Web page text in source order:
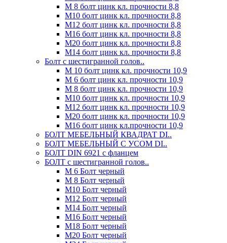
М 8 болт цинк кл. прочности 8,8
М10 болт цинк кл. прочности 8,8
М12 болт цинк кл. прочности 8,8
М16 болт цинк кл. прочности 8,8
М20 болт цинк кл. прочности 8,8
М14 болт цинк кл. прочности 8,8
Болт с шестигранной голов..
М 10 болт цинк кл. прочности 10,9
М 6 болт цинк кл. прочности 10,9
М 8 болт цинк кл. прочности 10,9
М10 болт цинк кл. прочности 10,9
М12 болт цинк кл. прочности 10,9
М20 болт цинк кл. прочности 10,9
М16 болт цинк кл.прочности 10,9
БОЛТ МЕБЕЛЬНЫЙ КВАДРАТ DI..
БОЛТ МЕБЕЛЬНЫЙ С УСОМ DI..
БОЛТ DIN 6921 c фланцем
БОЛТ с шестигранной голов..
М 6 Болт черный
М 8 Болт черный
М10 Болт черный
М12 Болт черный
М14 Болт черный
М16 Болт черный
М18 Болт черный
М20 Болт черный